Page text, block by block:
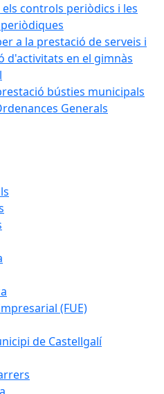
controls periòdics i les
a la prestació de serveis i
d'activitats en el gimnàs
bústies municipals
Generals
(FUE)
de Castellgalí